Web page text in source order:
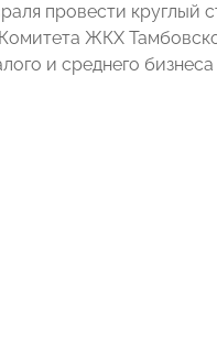
провести круглый
ЖКХ
и среднего бизнеса